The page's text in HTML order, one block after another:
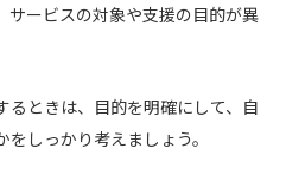
サービスの対象や支援の目的が異
るときは、目的を明確にして、自
しっかり考えましょう。